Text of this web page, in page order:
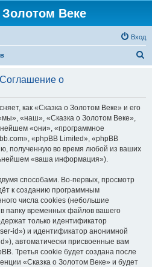
Золотом Веке
Вход
с
о
как «Сказка о Золотом Веке» и его
«наш», «Сказка о Золотом Веке»,
«они», «программное
«phpBB Limited», «phpBB
полученную во время любой из ваших
«ваша информация»).
способами. Во-первых, просмотр
к созданию программным
числа cookies (небольшие
папку временных файлов вашего
только идентификатор
id») и идентификатор анонимной
автоматически присвоенные вам
Третья cookie будет создана после
«Сказка о Золотом Веке» и будет